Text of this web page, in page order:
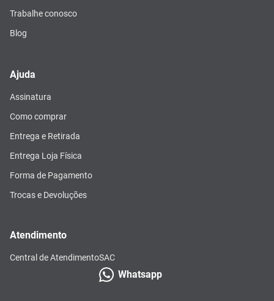
Trabalhe conosco
Blog
Ajuda
Assinatura
Como comprar
Entrega e Retirada
Entrega Loja Física
Forma de Pagamento
Trocas e Devoluções
Atendimento
Central de AtendimentoSAC
Whatsapp